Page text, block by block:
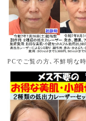
でご理解の程お願い
2026.01.10
本日ご来院のメディ
メトホルミンを服用
に成功されました。
方は、メトホルミン
日間服用することに
ました｡
2026.01.06
PCでご覧の方､不鮮明な